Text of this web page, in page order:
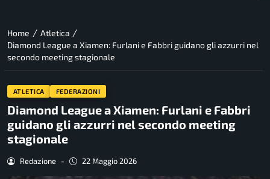
Home / Atletica /
Diamond League a Xiamen: Furlani e Fabbri guidano gli azzurri nel
secondo meeting stagionale
ATLETICA FEDERAZIONI
Diamond League a Xiamen: Furlani e Fabbri
guidano gli azzurri nel secondo meeting
stagionale
Redazione - 22 Maggio 2026